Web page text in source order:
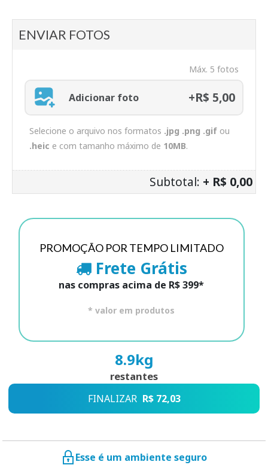
ENVIAR FOTOS
Máx. 5 fotos
Adicionar foto +R$ 5,00
Selecione o arquivo nos formatos .jpg .png .gif ou
.heic e com tamanho máximo de 10MB.
Subtotal: + R$ 0,00
PROMOÇÃO POR TEMPO LIMITADO
Frete Grátis
nas compras acima de R$ 399*
* valor em produtos
8.9kg
restantes
FINALIZAR R$ 72,03
Esse é um ambiente seguro